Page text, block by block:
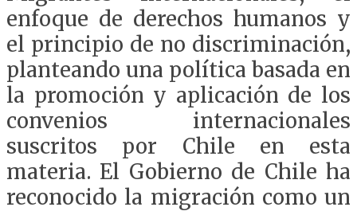
enfoque de derechos humanos y
el principio de no discriminación,
planteando una política basada en
la promoción y aplicación de los
convenios internacionales
suscritos por Chile en esta
materia. El Gobierno de Chile ha
reconocido la migración como un